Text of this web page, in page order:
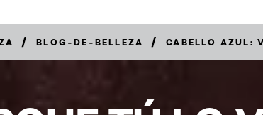
/ BLOG-DE-BELLEZA / CABELLO AZUL: